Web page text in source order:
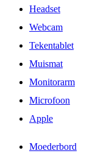
Headset
Webcam
Tekentablet
Muismat
Monitorarm
Microfoon
Apple
Moederbord